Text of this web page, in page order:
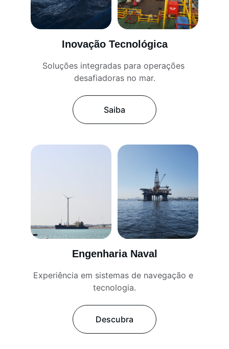
Inovação Tecnológica
Soluções integradas para operações
desafiadoras no mar.
Saiba
Engenharia Naval
Experiência em sistemas de navegação e
tecnologia.
Descubra